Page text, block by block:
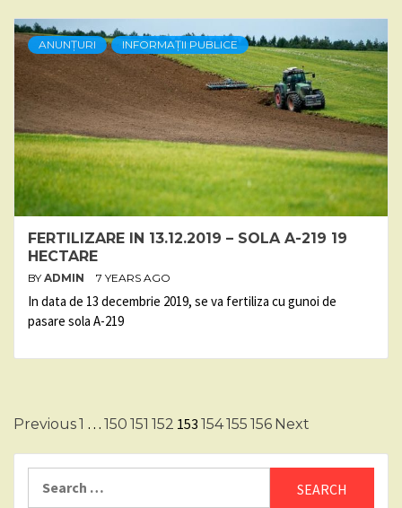
ANUNȚURI INFORMAȚII PUBLICE
FERTILIZARE IN 13.12.2019 – SOLA A-219 19
HECTARE
BY ADMIN 7 YEARS AGO
In data de 13 decembrie 2019, se va fertiliza cu gunoi de
pasare sola A-219
Posts
pagination
Previous1 … 150 151 152 153 154155 156 Next